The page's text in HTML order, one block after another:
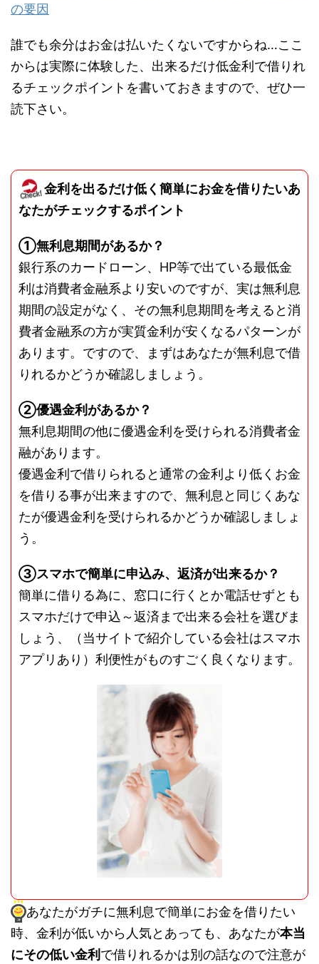
の要因
誰でも余分はお金は払いたくないですからね…ここ
からは実際に体験した、出来るだけ低金利で借りれ
るチェックポイントを書いておきますので、ぜひ一
読下さい。
金利を出るだけ低く簡単にお金を借りたいあ
なたがチェックするポイント
①無利息期間があるか？
銀行系のカードローン、HP等で出ている最低金
利は消費者金融系より安いのですが、実は無利息
期間の設定がなく、その無利息期間を考えると消
費者金融系の方が実質金利が安くなるパターンが
あります。ですので、まずはあなたが無利息で借
りれるかどうか確認しましょう。
②優遇金利があるか？
無利息期間の他に優遇金利を受けられる消費者金
融があります。
優遇金利で借りられると通常の金利より低くお金
を借りる事が出来ますので、無利息と同じくあな
たが優遇金利を受けられるかどうか確認しましょ
う。
③スマホで簡単に申込み、返済が出来るか？
簡単に借りる為に、窓口に行くとか電話せずとも
スマホだけで申込～返済まで出来る会社を選びま
しょう、（当サイトで紹介している会社はスマホ
アプリあり）利便性がものすごく良くなります。
あなたがガチに無利息で簡単にお金を借りたい
時、金利が低いから人気とあっても、あなたが本当
にその低い金利 で借りれるかは別の話なので注意が